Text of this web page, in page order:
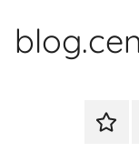
Strona